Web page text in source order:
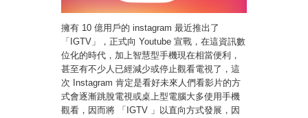
擁有 10 億用戶的 instagram 最近推出了
「IGTV」，正式向 Youtube 宣戰，在這資訊數
位化的時代，加上智慧型手機現在相當便利，
甚至有不少人已經減少或停止觀看電視了，這
次 Instagram 肯定是看好未來人們看影片的方
式會逐漸跳脫電視或桌上型電腦大多使用手機
觀看，因而將 「IGTV 」以直向方式發展，因